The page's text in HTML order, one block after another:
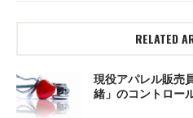
RELATED
現役アパレル販売
緒」のコントロ